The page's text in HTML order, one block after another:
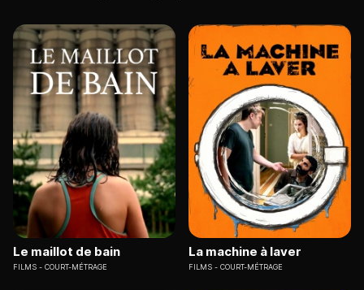
Le maillot de bain
FILMS COURT-MÉTRAGE
La machine à laver
FILMS COURT-MÉTRAGE